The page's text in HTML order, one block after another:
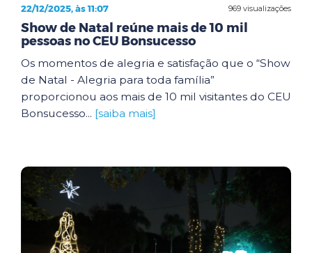
969 visualizações
22/12/2025, às 11:07
Show de Natal reúne mais de 10 mil
pessoas no CEU Bonsucesso
Os momentos de alegria e satisfação que o “Show
de Natal - Alegria para toda família”
proporcionou aos mais de 10 mil visitantes do CEU
Bonsucesso... [saiba mais]